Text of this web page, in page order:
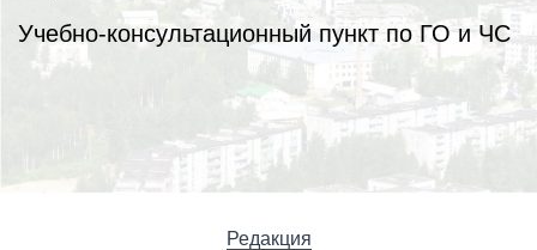
Учебно-консультационный пункт по ГО и ЧС
Редакция